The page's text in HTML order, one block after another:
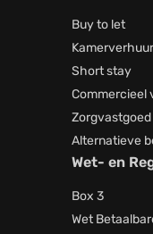
Buy to let
Kamerverhuur
Short stay
Commercieel
Zorgvastgoed
Alternatieve
Wet- en
Box 3
Wet